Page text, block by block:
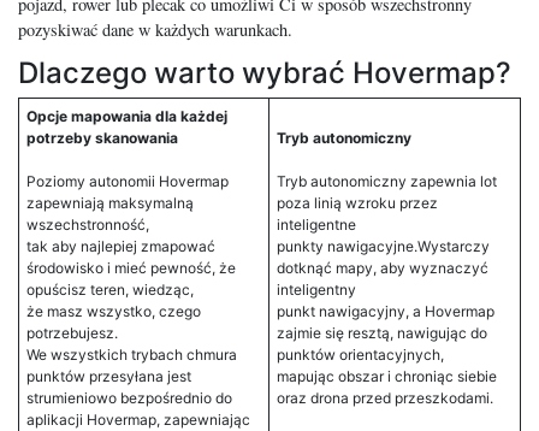
pojazd, rower lub plecak co umożliwi Ci w sposób wszechstronny
pozyskiwać dane w każdych warunkach.
Dlaczego warto wybrać Hovermap?
Opcje mapowania dla każdej
potrzeby skanowania
Poziomy autonomii Hovermap
zapewniają maksymalną
wszechstronność,
tak aby najlepiej zmapować
środowisko i mieć pewność, że
opuścisz teren, wiedząc,
że masz wszystko, czego
potrzebujesz.
We wszystkich trybach chmura
punktów przesyłana jest
strumieniowo bezpośrednio do
aplikacji Hovermap, zapewniając
Tryb autonomiczny
Tryb autonomiczny zapewnia lot
poza linią wzroku przez
inteligentne
punkty nawigacyjne.Wystarczy
dotknąć mapy, aby wyznaczyć
inteligentny
punkt nawigacyjny, a Hovermap
zajmie się resztą, nawigując do
punktów orientacyjnych,
mapując obszar i chroniąc siebie
oraz drona przed przeszkodami.